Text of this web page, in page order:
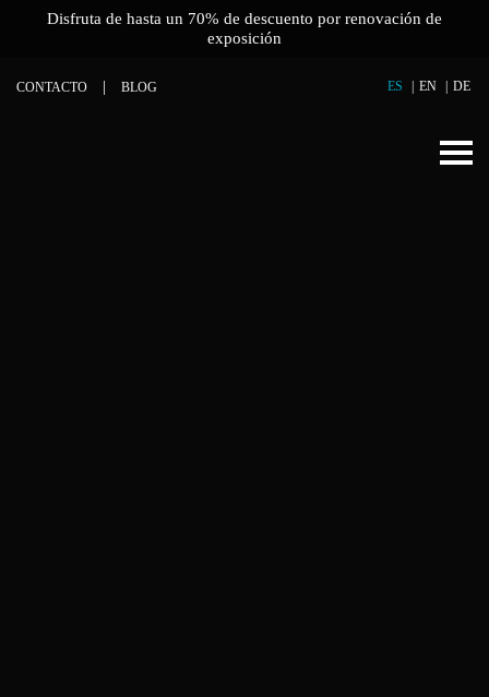
Disfruta de hasta un 70% de descuento por renovación de
exposición
CONTACTO BLOG ES EN DE